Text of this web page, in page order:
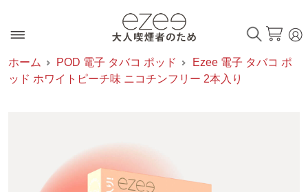
ホーム POD 電子 タバコ ポッド
Ezee 電子 タバコ ポ
ッド ホワイトピーチ味 ニコチンフリー 2本入り